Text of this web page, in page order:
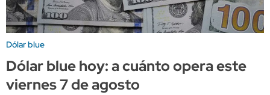
Dólar blue
Dólar blue hoy: a cuánto opera este
viernes 7 de agosto